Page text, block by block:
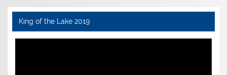
King of the Lake 2019
Video-